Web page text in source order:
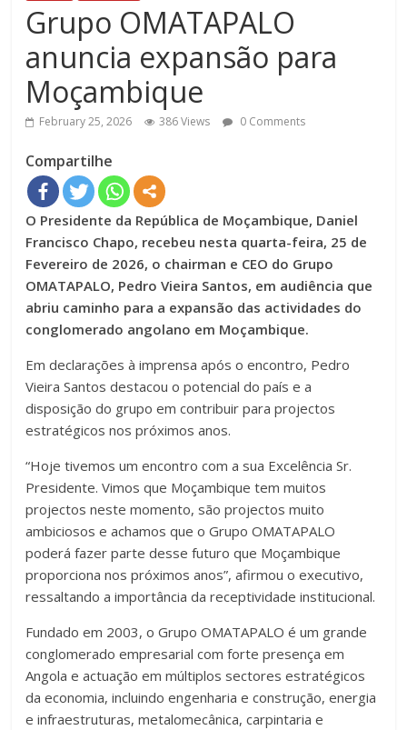
Grupo OMATAPALO
anuncia expansão para
Moçambique
February 25, 2026 386 Views 0 Comments
Compartilhe
O Presidente da República de Moçambique, Daniel
Francisco Chapo, recebeu nesta quarta-feira, 25 de
Fevereiro de 2026, o chairman e CEO do Grupo
OMATAPALO, Pedro Vieira Santos, em audiência que
abriu caminho para a expansão das actividades do
conglomerado angolano em Moçambique.
Em declarações à imprensa após o encontro, Pedro
Vieira Santos destacou o potencial do país e a
disposição do grupo em contribuir para projectos
estratégicos nos próximos anos.
“Hoje tivemos um encontro com a sua Excelência Sr.
Presidente. Vimos que Moçambique tem muitos
projectos neste momento, são projectos muito
ambiciosos e achamos que o Grupo OMATAPALO
poderá fazer parte desse futuro que Moçambique
proporciona nos próximos anos”, afirmou o executivo,
ressaltando a importância da receptividade institucional.
Fundado em 2003, o Grupo OMATAPALO é um grande
conglomerado empresarial com forte presença em
Angola e actuação em múltiplos sectores estratégicos
da economia, incluindo engenharia e construção, energia
e infraestruturas, metalomecânica, carpintaria e